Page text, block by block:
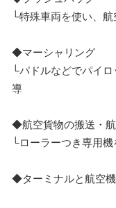
└特殊車両を使い、
◆マーシャリング
└パドルなどでパイ
導
◆航空貨物の搬送・
└ローラーつき専用
◆ターミナルと航空